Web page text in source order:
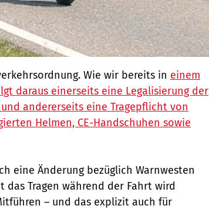
Wie wir bereits in einem
daraus einerseits eine Legalisierung der
andererseits eine Tragepflicht von
Helmen, CE-Handschuhen sowie
eine Änderung bezüglich Warnwesten
das Tragen während der Fahrt wird
– und das explizit auch für